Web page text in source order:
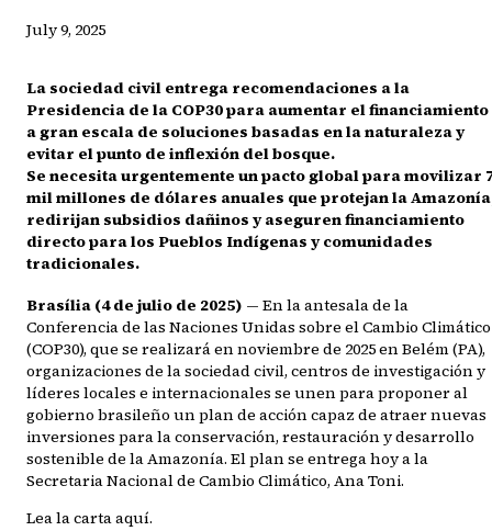
July 9, 2025
La sociedad civil entrega recomendaciones a la
Presidencia de la COP30 para aumentar el financiamiento
a gran escala de soluciones basadas en la naturaleza y
evitar el punto de inflexión del bosque.
Se necesita urgentemente un pacto global para movilizar
mil millones de dólares anuales que protejan la
redirijan subsidios dañinos y aseguren financiamiento
directo para los Pueblos Indígenas y comunidades
tradicionales.
Brasília (4 de julio de 2025) — En la antesala de la
Conferencia de las Naciones Unidas sobre el Cambio Climático
(COP30), que se realizará en noviembre de 2025 en Belém (PA),
organizaciones de la sociedad civil, centros de investigación y
líderes locales e internacionales se unen para proponer al
gobierno brasileño un plan de acción capaz de atraer nuevas
inversiones para la conservación, restauración y desarrollo
sostenible de la Amazonía. El plan se entrega hoy a la
Secretaria Nacional de Cambio Climático, Ana Toni.
Lea la carta aquí.